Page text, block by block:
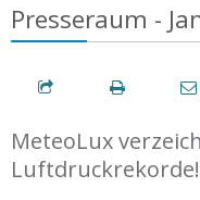
Presseraum -
MeteoLux
Luftdruckrekorde!